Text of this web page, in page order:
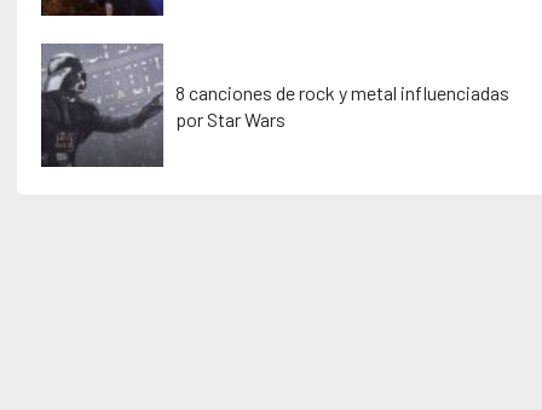
8 canciones de rock y metal influenciadas
por Star Wars